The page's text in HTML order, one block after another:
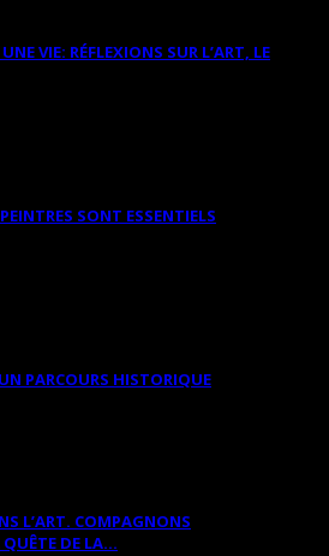
VIE: RÉFLEXIONS SUR L’ART, LE
SONT ESSENTIELS
PARCOURS HISTORIQUE
L’ART. COMPAGNONS
DE LA...